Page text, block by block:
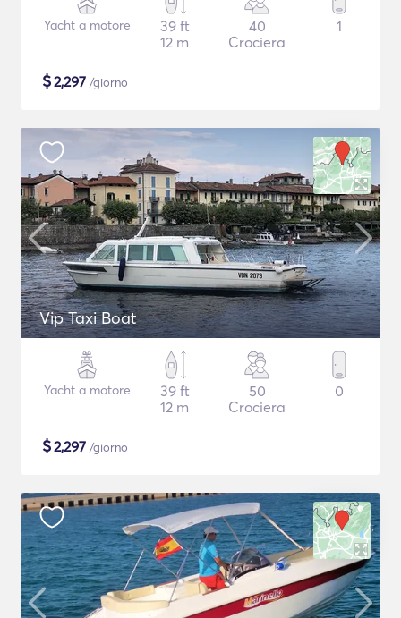
Yacht a motore
39 ft
12 m
40
Crociera
1
$2,297 /giorno
Vip Taxi Boat
Yacht a motore
39 ft
12 m
50
Crociera
0
$2,297 /giorno